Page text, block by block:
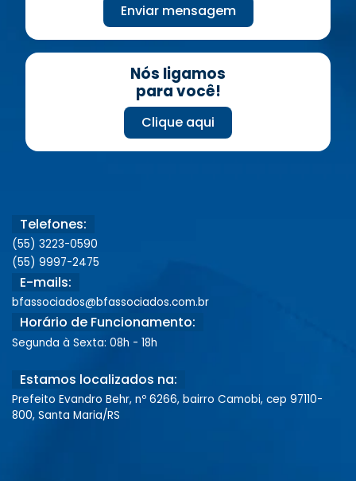
Enviar mensagem
Nós ligamos
para você!
Clique aqui
Telefones:
(55) 3223-0590
(55) 9997-2475
E-mails:
bfassociados@bfassociados.com.br
Horário de Funcionamento:
Segunda à Sexta: 08h - 18h
Estamos localizados na:
Prefeito Evandro Behr, nº 6266, bairro Camobi, cep 97110-
800, Santa Maria/RS